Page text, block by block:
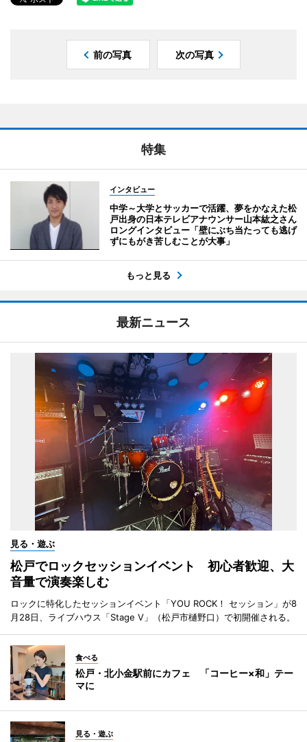
前の写真 次の写真
特集
インタビュー
中学～大学とサッカーで活躍、夢をかなえた松
戸出身の日本テレビアナウンサー山本紘之さん
ロングインタビュー「壁にぶち当たっても逃げ
ずにもがき苦しむことが大事」
もっと見る
最新ニュース
見る・遊ぶ
松戸でロックセッションイベント 初心者歓迎、大
音量で演奏楽しむ
ロックに特化したセッションイベント「YOU ROCK！ セッション」が8
月28日、ライブハウス「Stage V」（松戸市樋野口）で初開催される。
食べる
松戸・北小金駅前にカフェ 「コーヒー×和」テー
マに
見る・遊ぶ